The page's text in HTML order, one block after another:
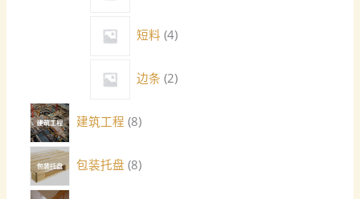
短料 4
边条 2
建筑工程 8
包装托盘 8